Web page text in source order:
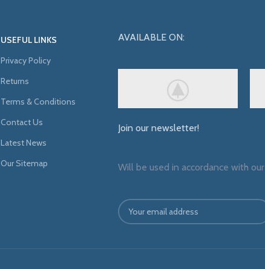
USEFUL LINKS
Privacy Policy
Returns
Terms & Conditions
Contact Us
Latest News
Our Sitemap
AVAILABLE ON:
Join our newsletter!
Will be used in accordance with our